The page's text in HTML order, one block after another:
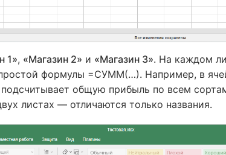
1», «Магазин 2» и «Магазин 3». На каждом
формулы =СУММ(…). Например, в
общую прибыль по всем
листах — отличаются только названия.